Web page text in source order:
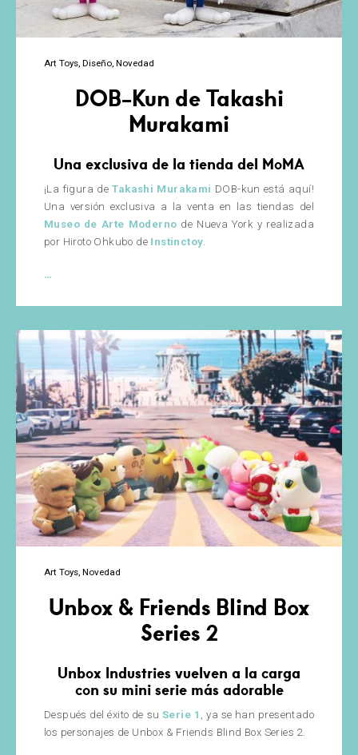
Art Toys Diseño Novedad
DOB-Kun de Takashi
Murakami
Una exclusiva de la tienda del MoMA
¡La figura deTakashi Murakami DOB-kun está aquí!
Una versión exclusiva a la venta en las tiendas del
Museo de Arte Moderno de Nueva York y realizada
por Hiroto Ohkubo de Instinctoy
…
de
Takashi
Murakami
Art Toys Novedad
Unbox & Friends Blind Box
Series 2
Unbox Industries vuelven a la carga
con su mini serie más adorable
Después del éxito de su Serie 1 , ya se han presentado
los personajes de Unbox & Friends Blind Box Series 2.